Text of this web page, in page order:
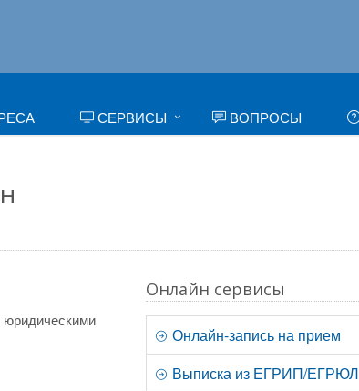
СЕРВИСЫ ВОПРОСЫ
юридическими
Онлайн сервисы
Онлайн-запись на прием
Выписка из ЕГРИП/ЕГРЮЛ